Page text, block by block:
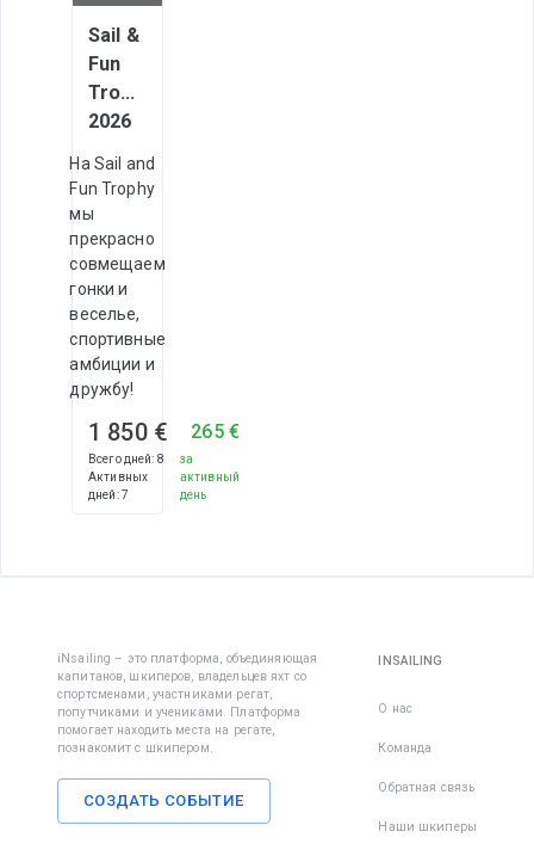
Sail &
Fun
Trophy
2026
На Sail and
Fun Trophy
мы
прекрасно
совмещаем
гонки и
веселье,
спортивные
амбиции и
дружбу!
1 850 €
Всего дней: 8
Активных
дней:7
265 €
за
активный
день
iNsailing – это платформа, объединяющая
капитанов, шкиперов, владельцев яхт со
спортсменами, участниками регат,
попутчиками и учениками. Платформа
помогает находить места на регате,
познакомит с шкипером.
СОЗДАТЬ СОБЫТИЕ
INSAILING
О нас
Команда
Обратная связь
Наши шкиперы